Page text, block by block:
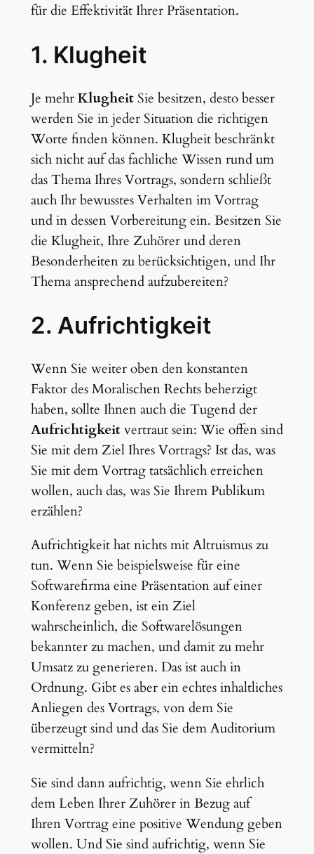
für die Effektivität Ihrer Präsentation.
1. Klugheit
Je mehrKlugheitSie besitzen, desto besser
werden Sie in jeder Situation die richtigen
Worte finden können. Klugheit beschränkt
sich nicht auf das fachliche Wissen rund um
das Thema Ihres Vortrags, sondern schließt
auch Ihr bewusstes Verhalten im Vortrag
und in dessen Vorbereitung ein. Besitzen Sie
die Klugheit, Ihre Zuhörer und deren
Besonderheiten zu berücksichtigen, und Ihr
Thema ansprechend aufzubereiten?
2. Aufrichtigkeit
Wenn Sie weiter oben den konstanten
Faktor des Moralischen Rechts beherzigt
haben, sollte Ihnen auch die Tugend der
Aufrichtigkeitvertraut sein: Wie offen sind
Sie mit dem Ziel Ihres Vortrags? Ist das, was
Sie mit dem Vortrag tatsächlich erreichen
wollen, auch das, was Sie Ihrem Publikum
erzählen?
Aufrichtigkeit hat nichts mit Altruismus zu
tun. Wenn Sie beispielsweise für eine
Softwarefirma eine Präsentation auf einer
Konferenz geben, ist ein Ziel
wahrscheinlich, die Softwarelösungen
bekannter zu machen, und damit zu mehr
Umsatz zu generieren. Das ist auch in
Ordnung. Gibt es aber ein echtes inhaltliches
Anliegen des Vortrags, von dem Sie
überzeugt sind und das Sie dem Auditorium
vermitteln?
Sie sind dann aufrichtig, wenn Sie ehrlich
dem Leben Ihrer Zuhörer in Bezug auf
Ihren Vortrag eine positive Wendung geben
wollen. Und Sie sind aufrichtig, wenn Sie